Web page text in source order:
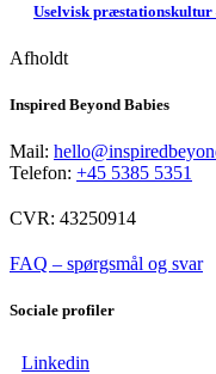
Uselvisk præstationskultur
Afholdt
Inspired Beyond Babies
Mail:
Telefon: +45 5385 5351
CVR: 43250914
FAQ – spørgsmål og svar
Sociale profiler
Linkedin